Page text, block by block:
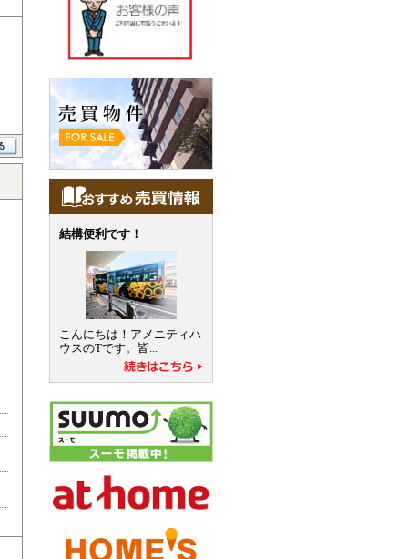
結構便利です！
こんにちは！アメニティハ
ウスのTです。皆...